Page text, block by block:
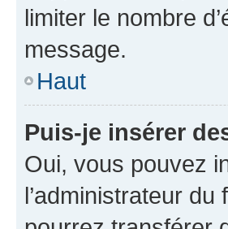
limiter le nombre
message.
Haut
Puis-je insérer
Oui, vous pouvez
l’administrateur